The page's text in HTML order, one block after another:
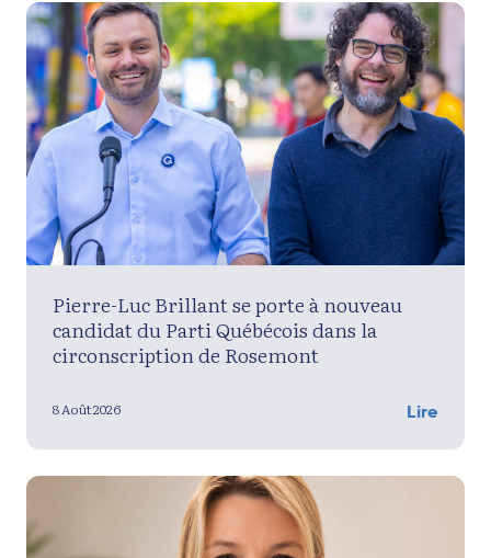
Pierre-Luc Brillant se porte à nouveau
candidat du Parti Québécois dans la
circonscription de Rosemont
8 Août 2026 Lire